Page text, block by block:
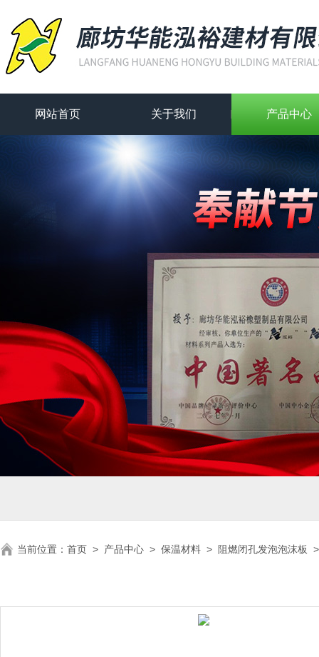
网站首页 关于我们 产品中心
当前位置： 首页 > 产品中心 > 保温材料 > 阻燃闭孔发泡泡沫板